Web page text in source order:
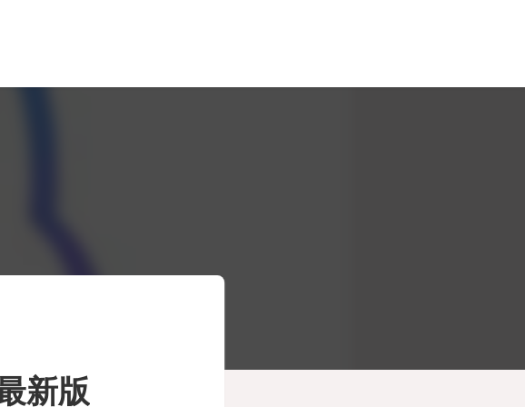
新版